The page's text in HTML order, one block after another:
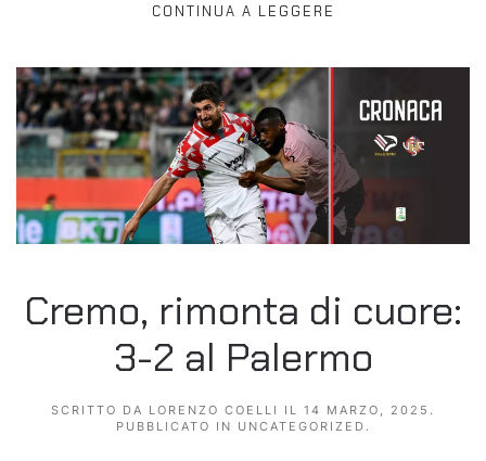
CONTINUA A LEGGERE
Cremo, rimonta di cuore:
3-2 al Palermo
SCRITTO DA LORENZO COELLI IL 14 MARZO, 2025 .
PUBBLICATO IN UNCATEGORIZED .